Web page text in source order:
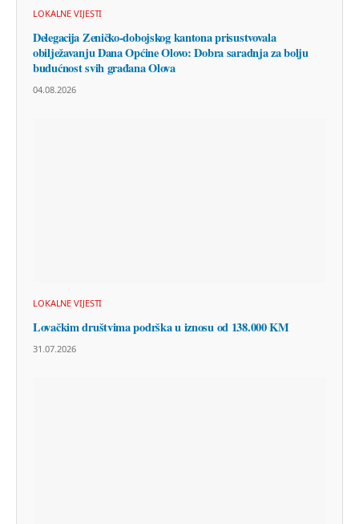
LOKALNE VIJESTI
Delegacija Zeničko-dobojskog kantona prisustvovala
obilježavanju Dana Općine Olovo: Dobra saradnja za bolju
budućnost svih građana Olova
04.08.2026
LOKALNE VIJESTI
Lovačkim društvima podrška u iznosu od 138.000 KM
31.07.2026